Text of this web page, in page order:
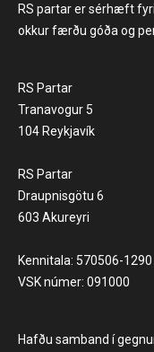
RS partar er sérhæft
okkur færðu góða og
RS Partar
Tranavogur 5
104 Reykjavík
RS Partar
Draupnisgötu 6
603 Akureyri
Kennitala: 570506-1290
VSK númer: 091000
Hafðu samband í